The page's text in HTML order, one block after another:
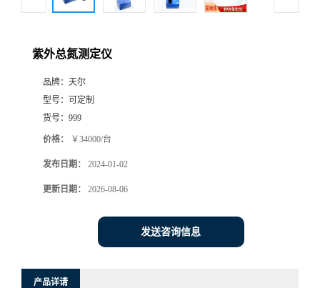
紫外总氮测定仪
品牌： 天尔
型号： 可定制
货号： 999
价格： ￥34000/台
发布日期： 2024-01-02
更新日期： 2026-08-06
发送咨询信息
产品详请